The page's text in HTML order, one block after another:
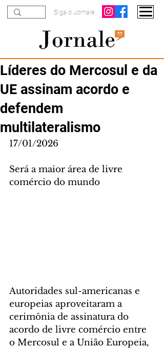
Siga o Jornale
Líderes do Mercosul e da
UE assinam acordo e
defendem
multilateralismo
17/01/2026
Será a maior área de livre
comércio do mundo
Autoridades sul-americanas e
europeias aproveitaram a
cerimônia de assinatura do
acordo de livre comércio entre
o Mercosul e a União Europeia,